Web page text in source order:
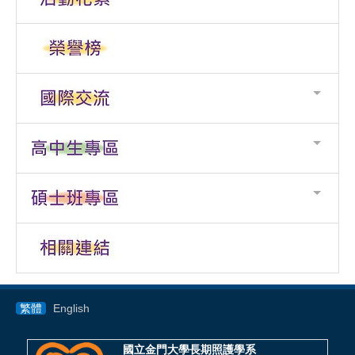
繁體 English
國立金門大學長期照護學系